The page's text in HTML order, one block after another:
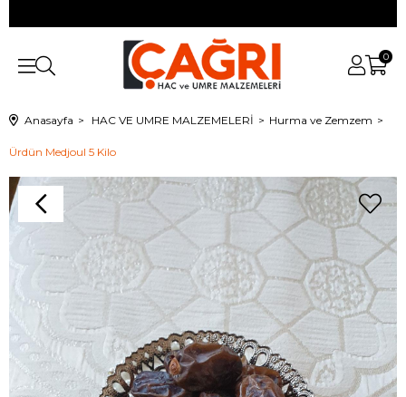
0
Anasayfa HAC VE UMRE MALZEMELERİ Hurma ve Zemzem
Ürdün Medjoul 5 Kilo